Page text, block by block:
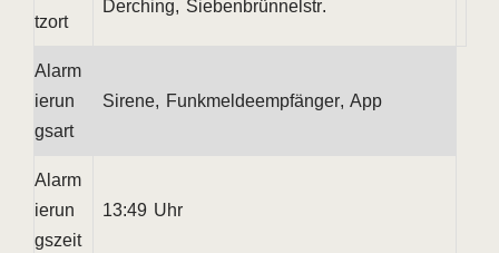
tzort
Derching, Siebenbrünnelstr.
Alarm
ierun
gsart
Sirene, Funkmeldeempfänger, App
Alarm
ierun
gszeit
13:49 Uhr